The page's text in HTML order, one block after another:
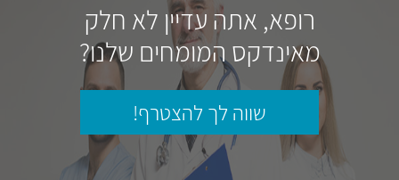
רופא, אתה עדיין לא חלק
מאינדקס המומחים שלנו?
שווה לך להצטרף!